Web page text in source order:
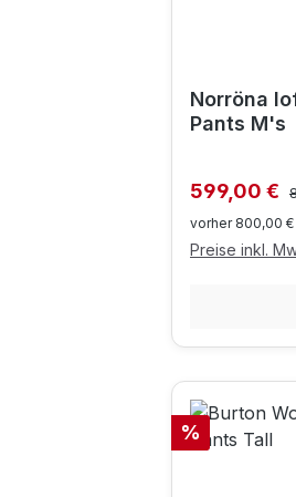
Norröna
Pants M's
599,00 €
vorher 800,00 €
Preise inkl.
Rabatt
%